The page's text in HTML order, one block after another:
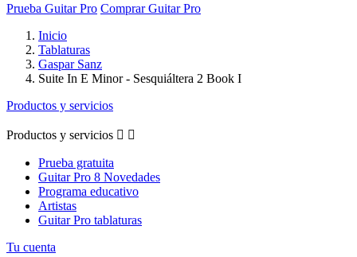
Prueba Guitar Pro Comprar Guitar Pro
Inicio
Tablaturas
Gaspar Sanz
Suite In E Minor - Sesquiáltera 2 Book I
Productos y servicios
Productos y servicios  
Prueba gratuita
Guitar Pro 8 Novedades
Programa educativo
Artistas
Guitar Pro tablaturas
Tu cuenta